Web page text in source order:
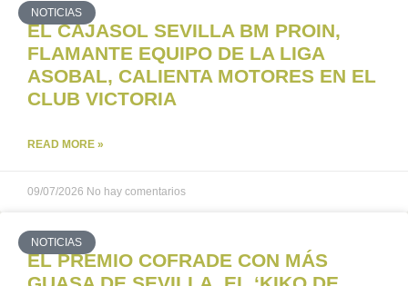
NOTICIAS
EL CAJASOL SEVILLA BM PROIN,
FLAMANTE EQUIPO DE LA LIGA
ASOBAL, CALIENTA MOTORES EN EL
CLUB VICTORIA
READ MORE »
09/07/2026 No hay comentarios
NOTICIAS
EL PREMIO COFRADE CON MÁS